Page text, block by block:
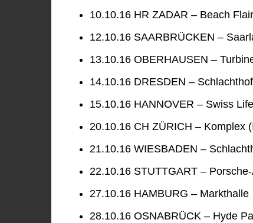
10.10.16 HR ZADAR – Beach Flair
12.10.16 SAARBRÜCKEN –
13.10.16 OBERHAUSEN –
14.10.16 DRESDEN –
15.10.16 HANNOVER – Swiss
20.10.16 CH ZÜRICH – Komplex
21.10.16 WIESBADEN –
22.10.16 STUTTGART –
27.10.16 HAMBURG – Markthalle
28.10.16 OSNABRÜCK – Hyde